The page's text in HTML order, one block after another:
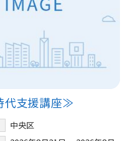
代支援講座≫
中央区